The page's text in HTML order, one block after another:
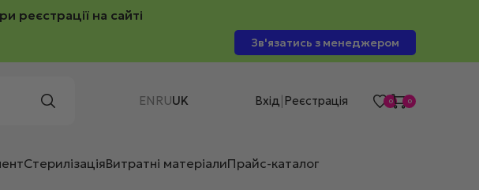
реєстрації на сайті
Зв'язатись з менеджером
EN RUUK Вхід Реєстрація 0 0
СтерилізаціяВитратні матеріалиПрайс-каталог